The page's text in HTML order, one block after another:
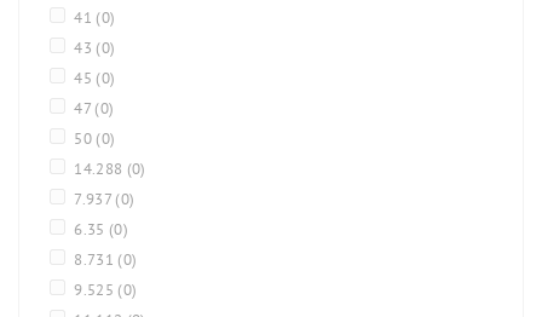
41 (0)
43 (0)
45 (0)
47 (0)
50 (0)
14.288 (0)
7.937 (0)
6.35 (0)
8.731 (0)
9.525 (0)